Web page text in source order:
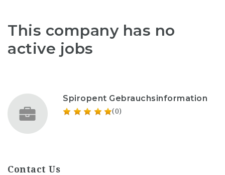
This company has no
active jobs
Spiropent Gebrauchsinformation
(0)
Contact Us